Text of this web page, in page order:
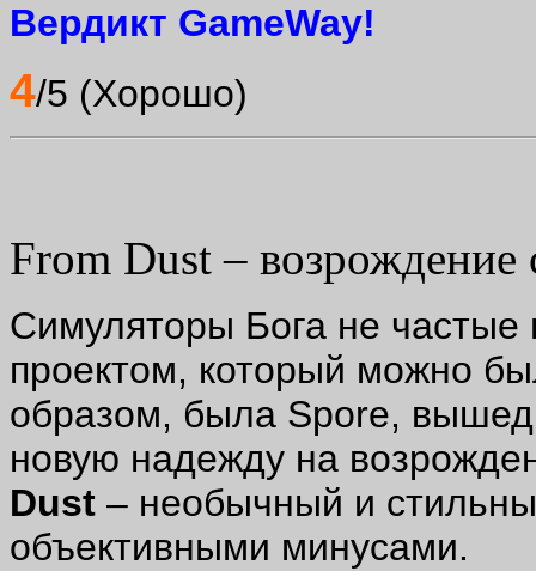
Вердикт GameWay!
4/5 (Хорошо)
From Dust – возрождение
Симуляторы Бога не частые
проектом, который можно
образом, была Spore,
новую надежду на
Dust – необычный и
объективными минусами.